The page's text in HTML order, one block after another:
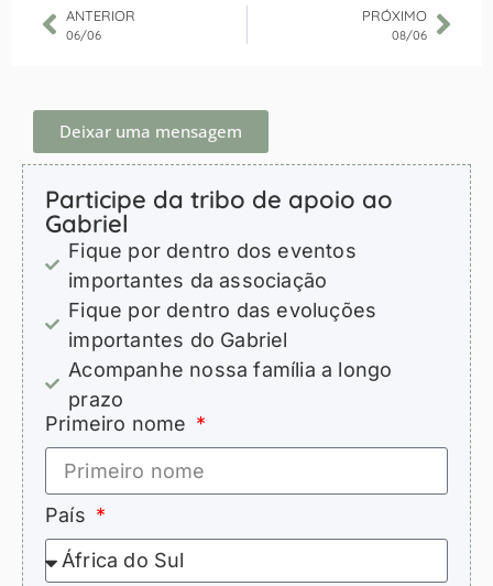
ANTERIOR
06/06
PRÓXIMO
08/06
Deixar uma mensagem
Participe da tribo de apoio ao
Gabriel
Fique por dentro dos eventos
importantes da associação
Fique por dentro das evoluções
importantes do Gabriel
Acompanhe nossa família a longo
prazo
Primeiro nome
País